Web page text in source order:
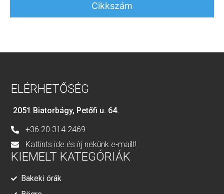
Cikkszám
ELÉRHETŐSÉG
2051 Biatorbágy, Petőfi u. 64.
+36 20 314 2469
Kattints ide és írj nekünk e-mailt!
KIEMELT KATEGÓRIÁK
Bakeki órák